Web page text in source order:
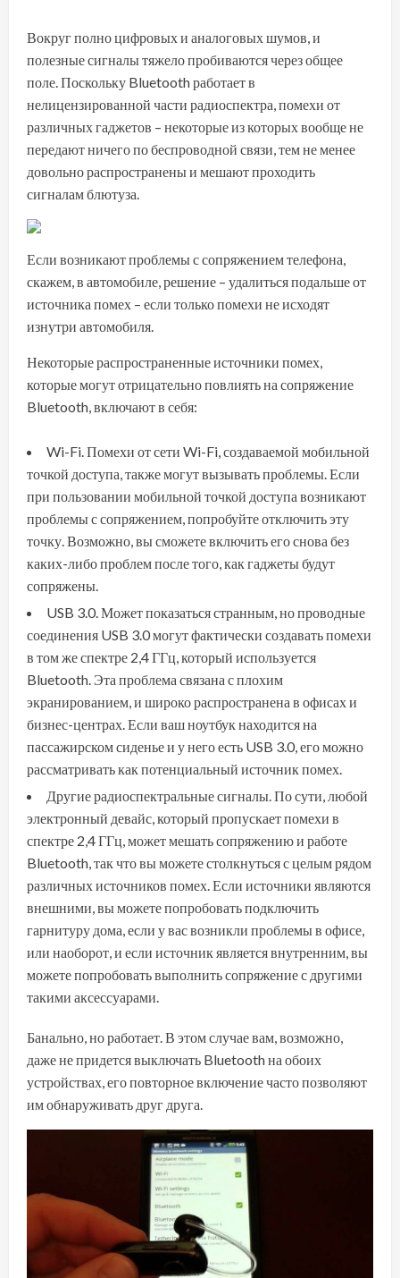
Вокруг полно цифровых и аналоговых шумов, и
полезные сигналы тяжело пробиваются через общее
поле. Поскольку Bluetooth работает в
нелицензированной части радиоспектра, помехи от
различных гаджетов – некоторые из которых вообще не
передают ничего по беспроводной связи, тем не менее
довольно распространены и мешают проходить
сигналам блютуза.
Если возникают проблемы с сопряжением телефона,
скажем, в автомобиле, решение – удалиться подальше от
источника помех – если только помехи не исходят
изнутри автомобиля.
Некоторые распространенные источники помех,
которые могут отрицательно повлиять на сопряжение
Bluetooth, включают в себя:
Wi-Fi. Помехи от сети Wi-Fi, создаваемой мобильной
точкой доступа, также могут вызывать проблемы. Если
при пользовании мобильной точкой доступа возникают
проблемы с сопряжением, попробуйте отключить эту
точку. Возможно, вы сможете включить его снова без
каких-либо проблем после того, как гаджеты будут
сопряжены.
USB 3.0. Может показаться странным, но проводные
соединения USB 3.0 могут фактически создавать помехи
в том же спектре 2,4 ГГц, который используется
Bluetooth. Эта проблема связана с плохим
экранированием, и широко распространена в офисах и
бизнес-центрах. Если ваш ноутбук находится на
пассажирском сиденье и у него есть USB 3.0, его можно
рассматривать как потенциальный источник помех.
Другие радиоспектральные сигналы. По сути, любой
электронный девайс, который пропускает помехи в
спектре 2,4 ГГц, может мешать сопряжению и работе
Bluetooth, так что вы можете столкнуться с целым рядом
различных источников помех. Если источники являются
внешними, вы можете попробовать подключить
гарнитуру дома, если у вас возникли проблемы в офисе,
или наоборот, и если источник является внутренним, вы
можете попробовать выполнить сопряжение с другими
такими аксессуарами.
Банально, но работает. В этом случае вам, возможно,
даже не придется выключать Bluetooth на обоих
устройствах, его повторное включение часто позволяют
им обнаруживать друг друга.